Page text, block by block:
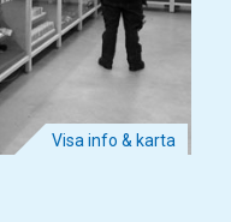
Visa info & karta